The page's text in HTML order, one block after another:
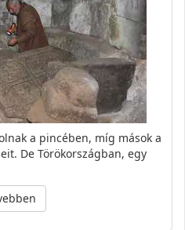
a pincében, míg mások a
De Törökországban, egy